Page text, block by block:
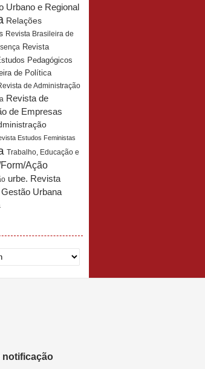
Urbano e Regional
Relações
Revista Brasileira de
Revista
Pedagógicos
de Política
de Administração
Revista de
de Empresas
Estudos Feministas
Trabalho, Educação e
Ação
urbe. Revista
Urbana
notificação